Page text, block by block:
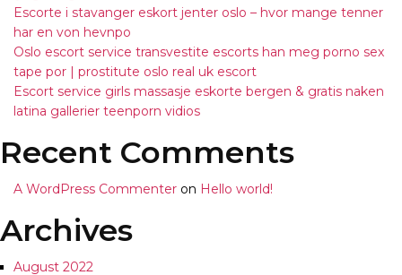
Escorte i stavanger eskort jenter oslo – hvor mange tenner
har en von hevnpo
Oslo escort service transvestite escorts han meg porno sex
tape por | prostitute oslo real uk escort
Escort service girls massasje eskorte bergen & gratis naken
latina gallerier teenporn vidios
Recent Comments
A WordPress Commenter on Hello world!
Archives
August 2022